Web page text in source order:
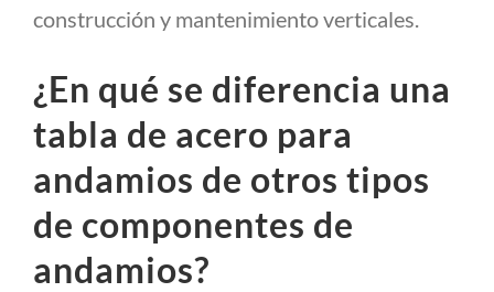
construcción y mantenimiento verticales.
¿En qué se diferencia una
tabla de acero para
andamios de otros tipos
de componentes de
andamios?